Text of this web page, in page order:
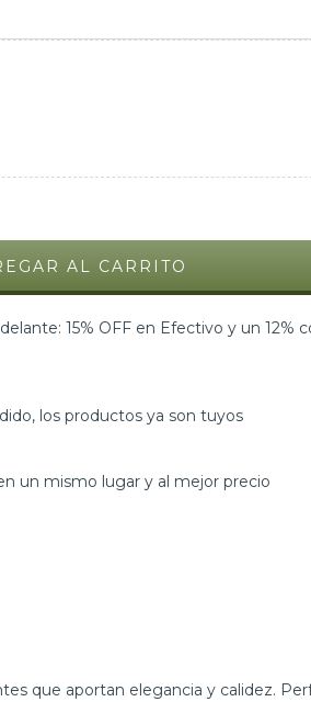
15% OFF en Efectivo y un 12%
los productos ya son tuyos
un mismo lugar y al mejor precio
que aportan elegancia y calidez.